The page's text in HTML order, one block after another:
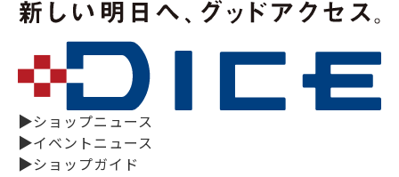
▶ショップニュース
▶イベントニュース
▶ショップガイド